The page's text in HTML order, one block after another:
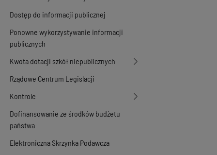
Dostęp do informacji publicznej
Ponowne wykorzystywanie informacji
publicznych
Kwota dotacji szkół niepublicznych
Rządowe Centrum Legislacji
Kontrole
Dofinansowanie ze środków budżetu
państwa
Elektroniczna Skrzynka Podawcza